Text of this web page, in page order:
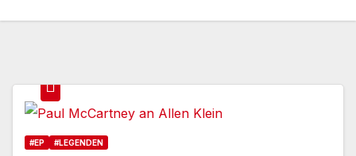
#EP #LEGENDEN